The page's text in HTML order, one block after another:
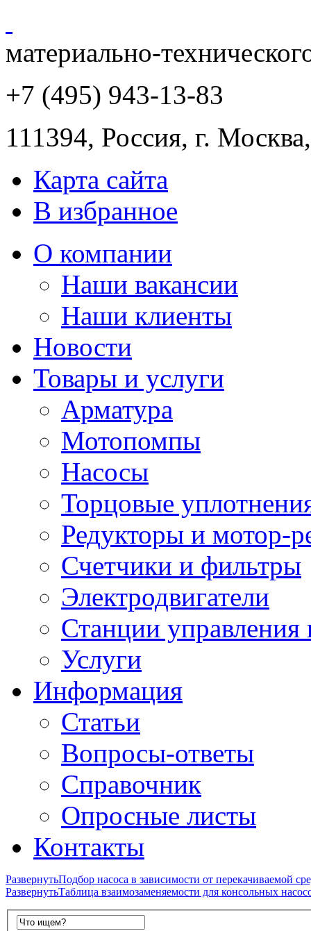
материально-
+7 (495) 943-13-83
111394, Россия, г. Москва
Карта сайта
В избранное
О компании
Наши вакансии
Наши клиенты
Новости
Товары и услуги
Арматура
Мотопомпы
Насосы
Торцовые
Редукторы и мотор-
Счетчики и фильтры
Электродвигатели
Станции управления
Услуги
Информация
Статьи
Вопросы-ответы
Справочник
Опросные листы
Контакты
РазвернутьПодбор насоса в зависимости от перекачиваемой
РазвернутьТаблица взаимозаменяемости для консольных